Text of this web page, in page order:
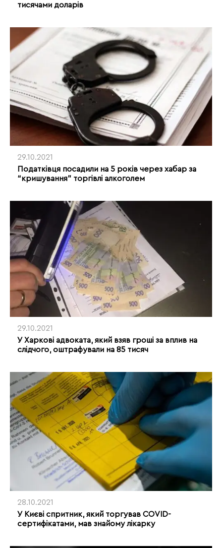
тисячами доларів
29.10.2021
Податківця посадили на 5 років через хабар за
“кришування” торгівлі алкоголем
29.10.2021
У Харкові адвоката, який взяв гроші за вплив на
слідчого, оштрафували на 85 тисяч
28.10.2021
У Києві спритник, який торгував COVID-
сертифікатами, мав знайому лікарку